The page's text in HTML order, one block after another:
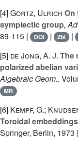
[4]Görtz, Ulrich On
symplectic group,
89-115 |
DOI | Zbl |
[5] de Jong, A. J. The
polarized abelian
Algebraic Geom.,
MR
[6] Kempf, G.;
Toroidal
Springer, Berlin, 1973 |